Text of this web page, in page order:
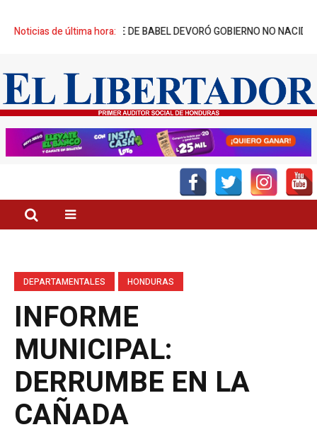
Noticias de última hora:
TORRE DE BABEL DEVORÓ GOBIERNO NO NACIDO DÍA DEL
DEPARTAMENTALES HONDURAS
INFORME
MUNICIPAL:
DERRUMBE EN LA
CAÑADA